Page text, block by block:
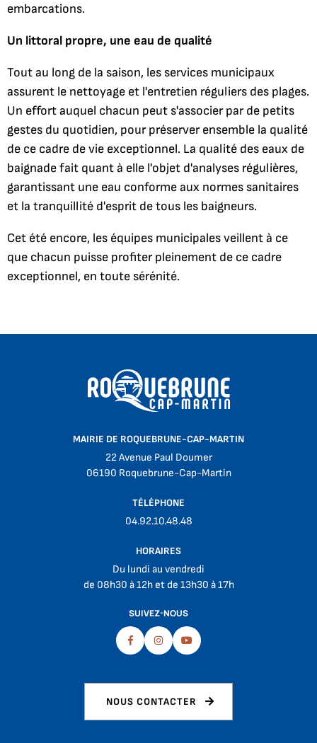
embarcations.
Un littoral propre, une eau de qualité
Tout au long de la saison, les services municipaux
assurent le nettoyage et l'entretien réguliers des plages.
Un effort auquel chacun peut s'associer par de petits
gestes du quotidien, pour préserver ensemble la qualité
de ce cadre de vie exceptionnel. La qualité des eaux de
baignade fait quant à elle l'objet d'analyses régulières,
garantissant une eau conforme aux normes sanitaires
et la tranquillité d'esprit de tous les baigneurs.
Cet été encore, les équipes municipales veillent à ce
que chacun puisse profiter pleinement de ce cadre
exceptionnel, en toute sérénité.
MAIRIE DE ROQUEBRUNE-CAP-MARTIN
22 Avenue Paul Doumer
06190 Roquebrune-Cap-Martin
TÉLÉPHONE
04.92.10.48.48
HORAIRES
Du lundi au vendredi
de 08h30 à 12h et de 13h30 à 17h
SUIVEZ-NOUS
FacebookInstagramYoutube
NOUS CONTACTER